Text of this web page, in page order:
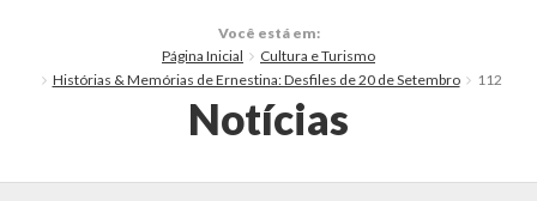
Dados Gerais
Você está em:
Página Inicial
Cultura e Turismo
Histórias & Memórias de Ernestina: Desfiles de 20 de Setembro
112
Notícias